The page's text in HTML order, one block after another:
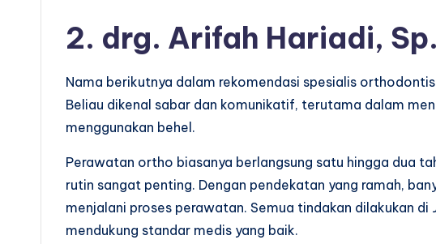
2. drg. Arifah Hariadi,
Nama berikutnya dalam rekomendasi spesialis
Beliau dikenal sabar dan komunikatif, terutama dalam
menggunakan behel.
Perawatan ortho biasanya berlangsung satu hingga dua
rutin sangat penting. Dengan pendekatan yang ramah,
menjalani proses perawatan. Semua tindakan dilakukan
mendukung standar medis yang baik.